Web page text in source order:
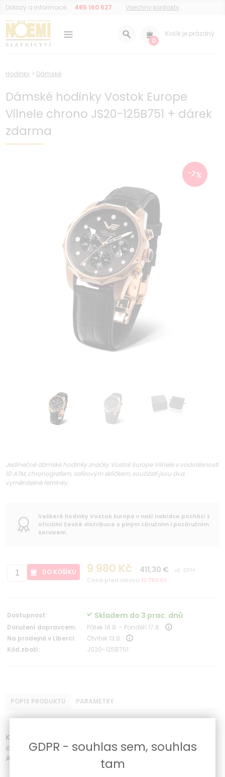
Dotazy a informace: 485 160 627 Všechny kontakty
0
Košík je prázdný
Hodinky > Dámské
Dámské hodinky Vostok Europe
Vilnele chrono JS20-125B751 + dárek
zdarma
-7%
Jedinečné dámské hodinky značky Vostok Europe Vilnele s vodotěsností
10 ATM, chronografem, safírovým sklíčkem, součástí jsou dva
vyměnitelné řemínky.
Veškeré hodinky Vostok Europe v naší nabídce pochází z
oficiální české distribuce s plným záručním i pozáručním
servisem.
DO KOŠÍKU 9 980 Kč 411,30 €
vč. DPH
Cena před slevou:10 780 Kč
Dostupnost: Skladem do 3 prac. dnů
Doručení dopravcem:
Pátek 14.8. - Pondělí 17.8.
Na prodejně v Liberci:
Čtvrtek 13.8.
Kód zboží:
JS20-125B751
POPIS PRODUKTU PARAMETRY
Krásné dámské hodinky značky Vostok Europe Vilnele s
chronografem, safírovým sklíčkem a vodotěsností 10
ATM.
GDPR - souhlas sem, souhlas
tam